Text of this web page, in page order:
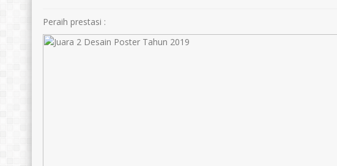
Peraih prestasi :